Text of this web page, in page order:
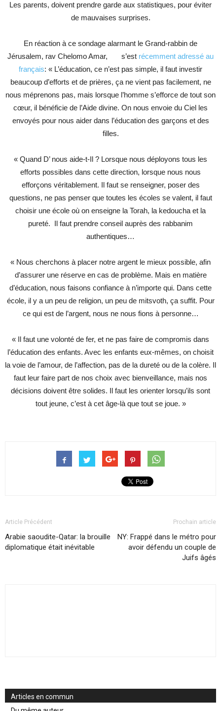
Les parents, doivent prendre garde aux statistiques, pour éviter
de mauvaises surprises.
En réaction à ce sondage alarmant le Grand-rabbin de
Jérusalem, rav Chelomo Amar, s’est récemment adressé au
français: « L’éducation, ce n’est pas simple, il faut investir
beaucoup d’efforts et de prières, ça ne vient pas facilement, ne
nous méprenons pas, mais lorsque l’homme s’efforce de tout son
cœur, il bénéficie de l’Aide divine. On nous envoie du Ciel les
envoyés pour nous aider dans l’éducation des garçons et des
filles.
« Quand D’ nous aide-t-Il ? Lorsque nous déployons tous les
efforts possibles dans cette direction, lorsque nous nous
efforçons véritablement. Il faut se renseigner, poser des
questions, ne pas penser que toutes les écoles se valent, il faut
choisir une école où on enseigne la Torah, la kedoucha et la
pureté. Il faut prendre conseil auprès des rabbanim
authentiques…
« Nous cherchons à placer notre argent le mieux possible, afin
d’assurer une réserve en cas de problème. Mais en matière
d’éducation, nous faisons confiance à n’importe qui. Dans cette
école, il y a un peu de religion, un peu de mitsvoth, ça suffit. Pour
ce qui est de l’argent, nous ne nous fions à personne…
« Il faut une volonté de fer, et ne pas faire de compromis dans
l’éducation des enfants. Avec les enfants eux-mêmes, on choisit
la voie de l’amour, de l’affection, pas de la dureté ou de la colère. Il
faut leur faire part de nos choix avec bienveillance, mais nos
décisions doivent être solides. Il faut les orienter lorsqu’ils sont
tout jeune, c’est à cet âge-là que tout se joue. »
Article Précédent
Arabie saoudite-Qatar: la brouille
diplomatique était inévitable
Prochain article
NY: Frappé dans le métro pour
avoir défendu un couple de
Juifs âgés
Articles en commun